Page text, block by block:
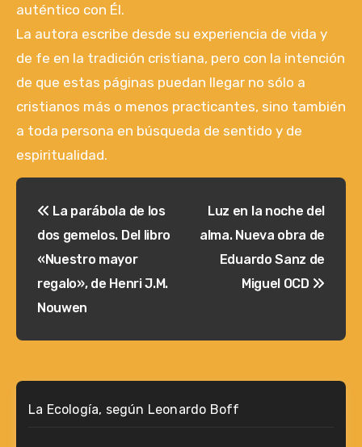
auténtico con Él.
La autora escribe desde su experiencia de vida y
de fe en la tradición cristiana, pero con la intención
de que estas páginas puedan llegar no sólo a
cristianos más o menos practicantes, sino también
a toda persona en búsqueda de sentido y de
espiritualidad.
de
entradas
La parábola de los
dos gemelos. Del libro
«Nuestro mayor
regalo», de Henri J.M.
Nouwen
Luz en la noche del
alma. Nueva obra de
Eduardo Sanz de
Miguel OCD
La Ecología, según Leonardo Boff